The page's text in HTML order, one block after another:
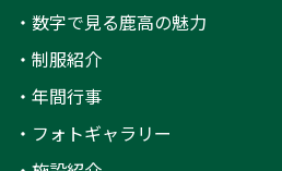
・数字で見る鹿高の魅力
・制服紹介
・年間行事
・ フォトギャラリー